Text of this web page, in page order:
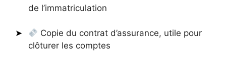
de l’immatriculation
Copie du contrat d’assurance, utile pour
clôturer les comptes